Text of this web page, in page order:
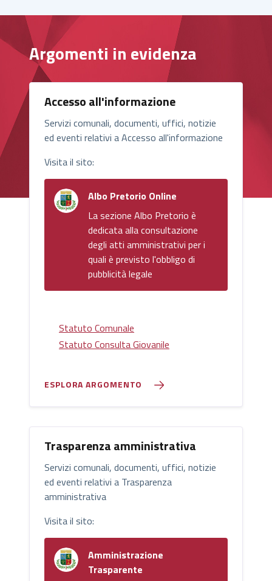
Argomenti in evidenza
Accesso all'informazione
Servizi comunali, documenti, uffici, notizie
ed eventi relativi a Accesso all'informazione
Visita il sito:
Albo Pretorio Online
La sezione Albo Pretorio è
dedicata alla consultazione
degli atti amministrativi per i
quali è previsto l'obbligo di
pubblicità legale
Statuto Comunale
Statuto Consulta Giovanile
ESPLORA ARGOMENTO
Trasparenza amministrativa
Servizi comunali, documenti, uffici, notizie
ed eventi relativi a Trasparenza
amministrativa
Visita il sito:
Amministrazione
Trasparente